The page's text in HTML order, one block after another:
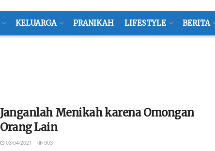
KELUARGA PRANIKAH LIFESTYLE BERITA
Janganlah Menikah karena Omongan
Orang Lain
03/04/2021 903